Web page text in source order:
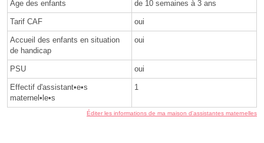
Âge des enfants de 10 semaines à 3 ans
Tarif CAF oui
Accueil des enfants en situation
de handicap
oui
PSU oui
Effectif d'assistant•e•s
maternel•le•s
1
Éditer les informations de ma maison d'assistantes maternelles